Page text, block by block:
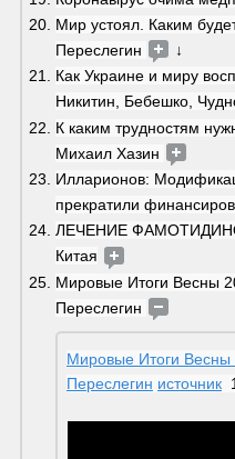
Мир устоял. Каким
Переслегин
↓
Как Украине и миру
Никитин, Бебешко,
К каким трудностям
Михаил Хазин
Илларионов:
прекратили
ЛЕЧЕНИЕ
Китая
Мировые Итоги Весны
Переслегин
Мировые Итоги
Переслегин источник